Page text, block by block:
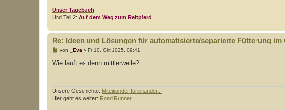
Unser Tagebuch
Und Teil 2: Auf dem Weg zum Reitpferd
Re: Ideen und Lösungen für automatisierte/separierte Fütterung im
B
i
von _Eva » Fr 10. Okt 2025, 09:41
Wie läuft es denn mittlerweile?
Unsere Geschichte: Miteinander füreinander...
Hier geht es weiter: Road Runner